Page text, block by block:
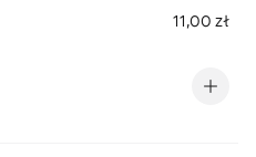
11,00 zł